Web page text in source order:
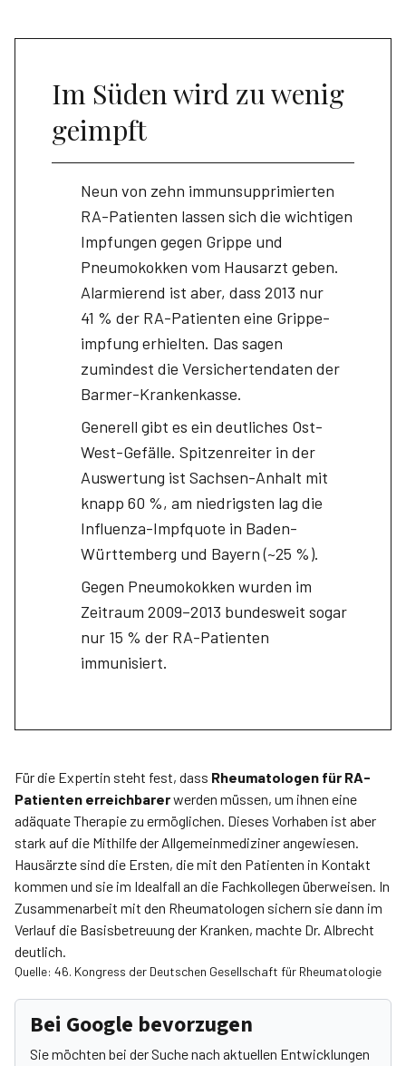
Im Süden wird zu wenig
geimpft
Neun von zehn immunsupprimierten
RA-Patienten lassen sich die wichtigen
Impfungen gegen Grippe und
Pneumokokken vom Hausarzt geben.
Alarmierend ist aber, dass 2013 nur
41 % der RA-Patienten eine Grippe­
impfung erhielten. Das sagen
zumindest die Versichertendaten der
Barmer-Krankenkasse.
Generell gibt es ein deutliches Ost-
West-Gefälle. Spitzenreiter in der
Auswertung ist Sachsen-Anhalt mit
knapp 60 %, am niedrigsten lag die
Influenza-Impfquote in Baden-
Württemberg und Bayern (~25 %).
Gegen Pneumokokken wurden im
Zeitraum 2009–2013 bundesweit sogar
nur 15 % der RA-Patienten
immunisiert.
Für die Expertin steht fest, dass Rheumatologen für RA-
Patienten erreichbarerwerden müssen, um ihnen eine
adäquate Therapie zu ermöglichen. Dieses Vorhaben ist aber
stark auf die Mithilfe der Allgemeinmediziner angewiesen.
Haus­ärzte sind die Ersten, die mit den Patienten in Kontakt
kommen und sie im Idealfall an die Fachkollegen überweisen. In
Zusammenarbeit mit den Rheumatologen sichern sie dann im
Verlauf die Basisbetreuung der Kranken, machte Dr. Albrecht
deutlich.
Quelle: 46. Kongress der Deutschen Gesellschaft für Rheumatologie
Bei Google bevorzugen
Sie möchten bei der Suche nach aktuellen Entwicklungen